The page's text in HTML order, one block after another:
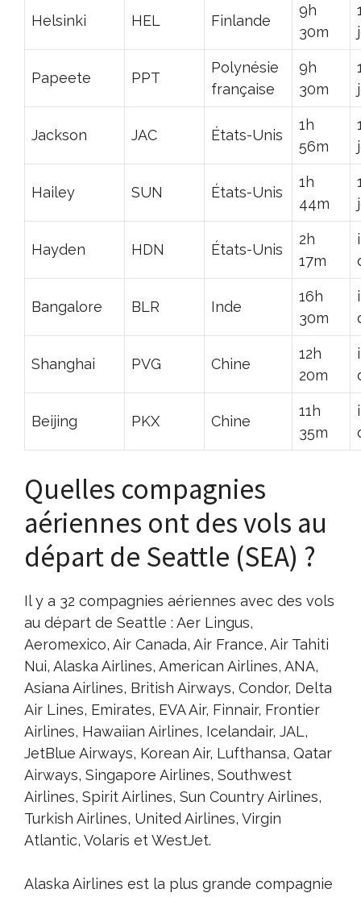
Helsinki HEL Finlande
9h
30m
Papeete PPT
Polynésie
française
9h
30m
Jackson JAC États-Unis
1h
56m
Hailey SUN États-Unis
1h
44m
Hayden HDN États-Unis
2h
17m
Bangalore BLR Inde
16h
30m
Shanghai PVG Chine
12h
20m
Beijing PKX Chine
11h
35m
Quelles compagnies
aériennes ont des vols au
départ de Seattle (SEA) ?
Il y a 32 compagnies aériennes avec des vols
au départ de Seattle : Aer Lingus,
Aeromexico, Air Canada, Air France, Air Tahiti
Nui, Alaska Airlines, American Airlines, ANA,
Asiana Airlines, British Airways, Condor, Delta
Air Lines, Emirates, EVA Air, Finnair, Frontier
Airlines, Hawaiian Airlines, Icelandair, JAL,
JetBlue Airways, Korean Air, Lufthansa, Qatar
Airways, Singapore Airlines, Southwest
Airlines, Spirit Airlines, Sun Country Airlines,
Turkish Airlines, United Airlines, Virgin
Atlantic, Volaris et WestJet.
Alaska Airlines est la plus grande compagnie